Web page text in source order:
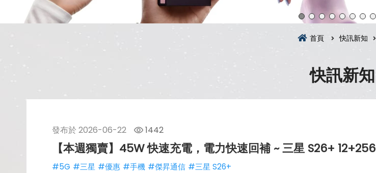
首頁 快訊新知
快訊新知
發布於 2026-06-22 1442
【本週獨賣】45W 快速充電，電力快速回補 ~ 三星 S26+
#5G #三星 #優惠 #手機 #傑昇通信 #三星 S26+